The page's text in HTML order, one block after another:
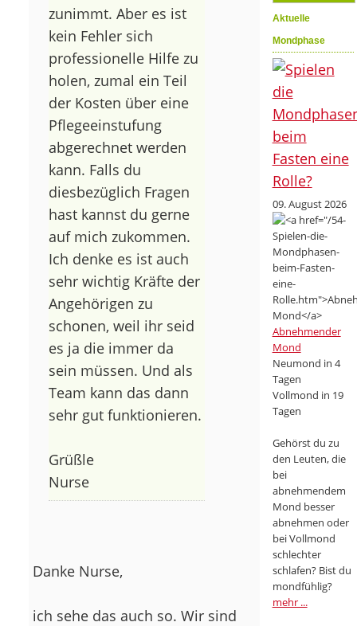
Aktuelle
Mondphase
09. August 2026
Abnehmender
Mond
Neumond in 4
Tagen
Vollmond in 19
Tagen
Gehörst du zu
den Leuten, die
bei
abnehmendem
Mond besser
abnehmen oder
bei Vollmond
schlechter
schlafen? Bist du
mondfühlig?
mehr ...
zunimmt. Aber es ist
kein Fehler sich
professionelle Hilfe zu
holen, zumal ein Teil
der Kosten über eine
Pflegeeinstufung
abgerechnet werden
kann. Falls du
diesbezüglich Fragen
hast kannst du gerne
auf mich zukommen.
Ich denke es ist auch
sehr wichtig Kräfte der
Angehörigen zu
schonen, weil ihr seid
es ja die immer da
sein müssen. Und als
Team kann das dann
sehr gut funktionieren.
Grüßle
Nurse
Danke Nurse,
ich sehe das auch so. Wir sind